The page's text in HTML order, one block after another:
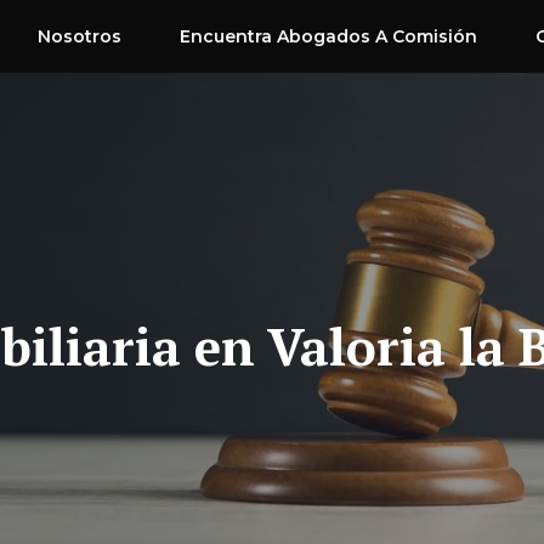
Nosotros Encuentra Abogados A Comisión
en Valoria la